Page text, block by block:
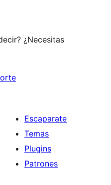
¿Necesitas
Escaparate
Temas
Plugins
Patrones